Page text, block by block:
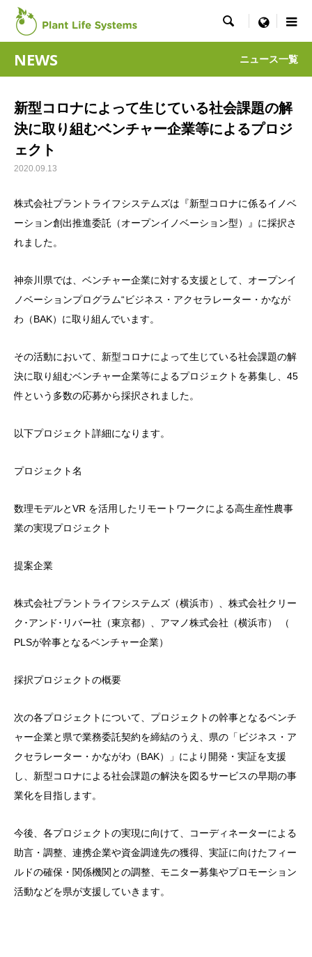
 menu
NEWS ニュース一覧
新型コロナによって生じている社会課題の解
決に取り組むベンチャー企業等によるプロジ
ェクト
2020.09.13
株式会社プラントライフシステムズは『新型コロナに係るイノベ
ーション創出推進委託（オープンイノベーション型）』に採択さ
れました。
神奈川県では、ベンチャー企業に対する支援として、オープンイ
ノベーションプログラム“ビジネス・アクセラレーター・かなが
わ（BAK）に取り組んでいます。
その活動において、新型コロナによって生じている社会課題の解
決に取り組むベンチャー企業等によるプロジェクトを募集し、45
件という多数の応募から採択されました。
以下プロジェクト詳細になります。
プロジェクト名
数理モデルとVR を活用したリモートワークによる高生産性農事
業の実現プロジェクト
提案企業
株式会社プラントライフシステムズ（横浜市）、株式会社クリー
ク･アンド･リバー社（東京都）、アマノ株式会社（横浜市） （
PLSが幹事となるベンチャー企業）
採択プロジェクトの概要
次の各プロジェクトについて、プロジェクトの幹事となるベンチ
ャー企業と県で業務委託契約を締結のうえ、県の「ビジネス・ア
クセラレーター・かながわ（BAK）」により開発・実証を支援
し、新型コロナによる社会課題の解決を図るサービスの早期の事
業化を目指します。
今後、各プロジェクトの実現に向けて、コーディネーターによる
助言・調整、連携企業や資金調達先の獲得、実証に向けたフィー
ルドの確保・関係機関との調整、モニター募集やプロモーション
活動などを県が支援していきます。